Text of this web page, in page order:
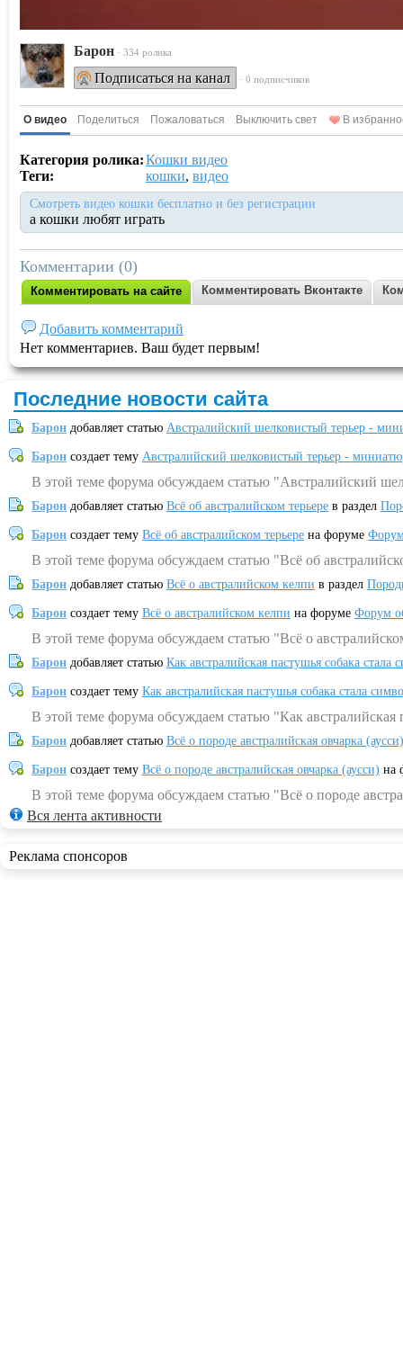
Барон · 334 ролика
Подписаться на канал · 0 подписчиков
О видео Поделиться Пожаловаться Выключить свет В
Категория ролика:Кошки видео
Теги:
кошки, видео
Смотреть видео кошки бесплатно и без регистрации
а кошки любят играть
Комментарии (0)
Комментировать на сайте Комментировать Вконтакте
Добавить комментарий
Нет комментариев. Ваш будет первым!
Последние новости сайта
Барон добавляет статью Австралийский шелковистый терьер -
Барон создает тему Австралийский шелковистый терьер -
В этой теме форума обсуждаем статью "Австралийский
Барон добавляет статью Всё об австралийском терьере в раздел
Барон создает тему Всё об австралийском терьере на форуме
В этой теме форума обсуждаем статью "Всё об
Барон добавляет статью Всё о австралийском келпи в раздел
Барон создает тему Всё о австралийском келпи на форуме Форум
В этой теме форума обсуждаем статью "Всё о
Барон добавляет статью Как австралийская пастушья собака
Барон создает тему Как австралийская пастушья собака стала
В этой теме форума обсуждаем статью "Как
Барон добавляет статью Всё о породе австралийская овчарка (аусси)
Барон создает тему Всё о породе австралийская овчарка (аусси) на
В этой теме форума обсуждаем статью "Всё о породе
Вся лента активности
Реклама спонсоров